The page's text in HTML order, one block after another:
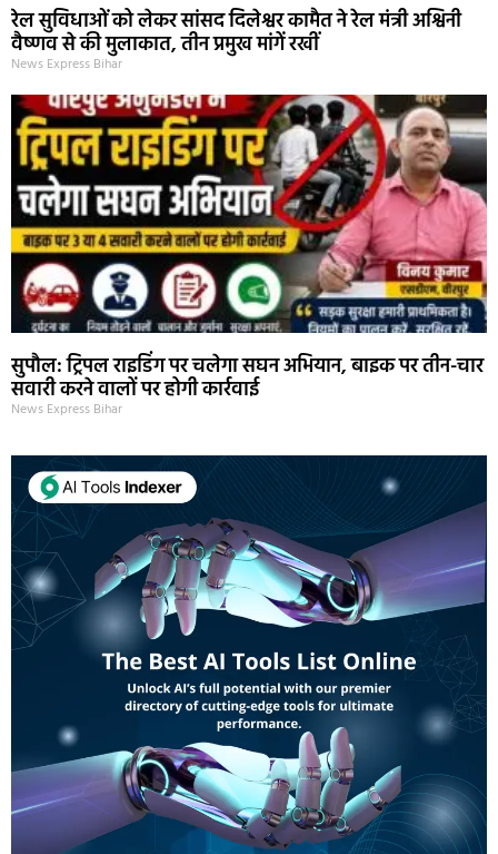
रेल सुविधाओं को लेकर सांसद दिलेश्वर कामैत ने रेल मंत्री अश्विनी
वैष्णव से की मुलाकात, तीन प्रमुख मांगें रखीं
News Express Bihar
सुपौल: ट्रिपल राइडिंग पर चलेगा सघन अभियान, बाइक पर तीन-चार
सवारी करने वालों पर होगी कार्रवाई
News Express Bihar